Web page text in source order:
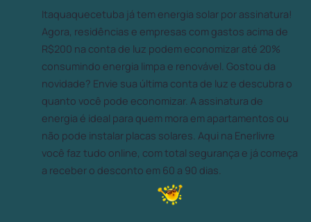
Itaquaquecetuba já tem energia solar por assinatura!
Agora, residências e empresas com gastos acima de
R$200 na conta de luz podem economizar até 20%
consumindo energia limpa e renovável. Gostou da
novidade? Envie sua última conta de luz e descubra o
quanto você pode economizar. A assinatura de
energia é ideal para quem mora em apartamentos ou
não pode instalar placas solares. Aqui na Enerlivre
você faz tudo online, com total segurança e já começa
a receber o desconto em 60 a 90 dias.